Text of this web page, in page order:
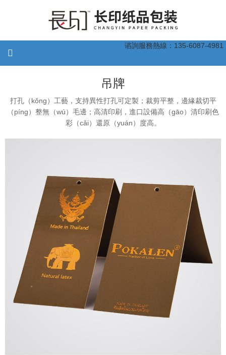
谘詢服務熱線：135-6087-4981
吊牌
打孔（kǒng）工藝，支持異性打孔可定製；裁剪平整，邊緣裁切平
（píng）整無（wú）毛邊；高清印刷，進口設備高（gāo）清印刷色
彩（cǎi）還原（yuán）度高。